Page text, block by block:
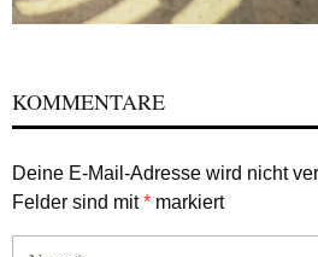
KOMMENTARE
Deine E-Mail-Adresse wird nicht
Felder sind mit* markiert